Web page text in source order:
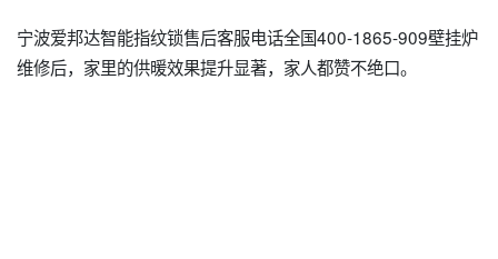
宁波爱邦达智能指纹锁售后客服电话全国400-1865-909壁挂炉
维修后，家里的供暖效果提升显著，家人都赞不绝口。